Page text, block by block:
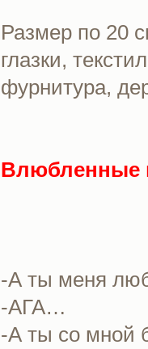
Размер по 20
глазки,
фурнитура,
Влюбленные
-А ты меня
-АГА…
-А ты со мной